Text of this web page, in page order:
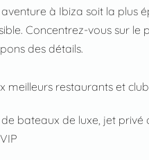
à Ibiza soit la plus
Concentrez-vous sur le
des détails.
meilleurs restaurants et
bateaux de luxe, jet privé